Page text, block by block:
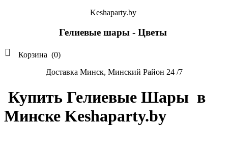
Keshaparty.by
Гелиевые шары - Цветы
 Корзина (0)
Доставка Минск, Минский Район 24 /7
Купить Гелиевые Шары в
Минске Keshaparty.by